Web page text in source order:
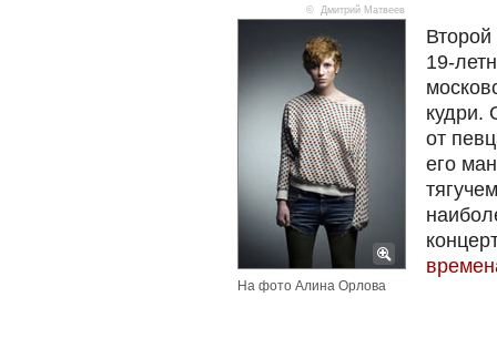
© Дмитрий Матвеев
На фото Алина Орлова
Второй
19-
кудри.
от
его